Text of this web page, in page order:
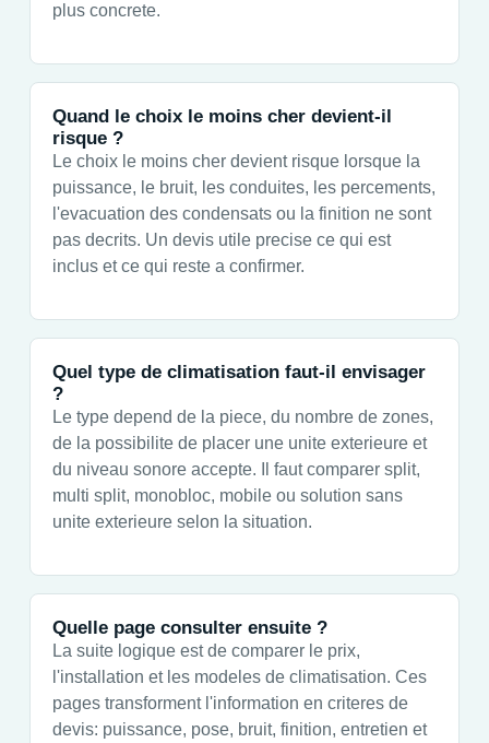
plus concrete.
Quand le choix le moins cher devient-il
risque ?
Le choix le moins cher devient risque lorsque la
puissance, le bruit, les conduites, les percements,
l'evacuation des condensats ou la finition ne sont
pas decrits. Un devis utile precise ce qui est
inclus et ce qui reste a confirmer.
Quel type de climatisation faut-il envisager
?
Le type depend de la piece, du nombre de zones,
de la possibilite de placer une unite exterieure et
du niveau sonore accepte. Il faut comparer split,
multi split, monobloc, mobile ou solution sans
unite exterieure selon la situation.
Quelle page consulter ensuite ?
La suite logique est de comparer le prix,
l'installation et les modeles de climatisation. Ces
pages transforment l'information en criteres de
devis: puissance, pose, bruit, finition, entretien et